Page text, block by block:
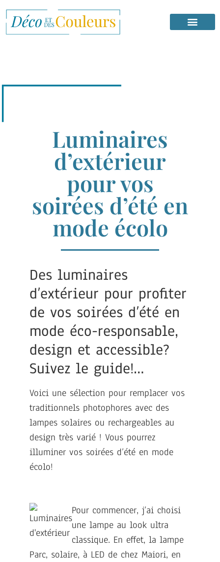
Luminaires
d’extérieur
pour vos
soirées d’été en
mode écolo
Des luminaires
d’extérieur pour profiter
de vos soirées d’été en
mode éco-responsable,
design et accessible?
Suivez le guide!…
Voici une sélection pour remplacer vos
traditionnels photophores avec des
lampes solaires ou rechargeables au
design très varié ! Vous pourrez
illuminer vos soirées d’été en mode
écolo!
Pour commencer, j’ai choisi
une lampe au look ultra
classique. En effet, la lampe
Parc, solaire, à LED de chez Maiori, en